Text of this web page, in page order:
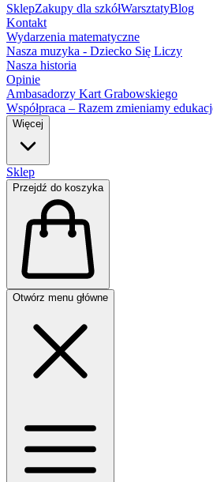
SklepZakupy dla szkółWarsztatyBlog
Kontakt
Wydarzenia matematyczne
Nasza muzyka - Dziecko Się Liczy
Nasza historia
Opinie
Ambasadorzy Kart Grabowskiego
Współpraca – Razem zmieniamy
Więcej
Sklep
Przejdź do koszyka
Otwórz menu główne